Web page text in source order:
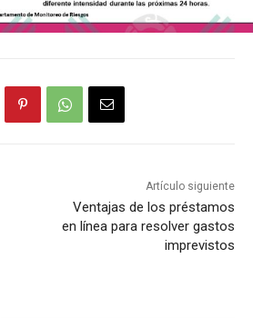
Artículo siguiente
Ventajas de los préstamos
en línea para resolver gastos
imprevistos